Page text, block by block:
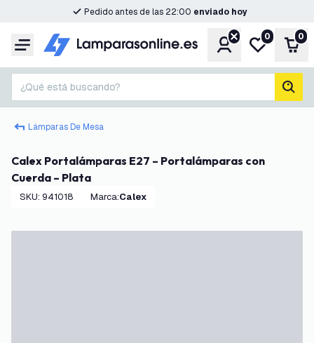
Pedido antes de las 22:00 enviado hoy
Menú CuentaMi lista de
0 0
¿Qué está buscando?
Lámparas De Mesa
Calex Portalámparas E27 – Portalámparas con
Cuerda – Plata
SKU: 941018 Marca: Calex